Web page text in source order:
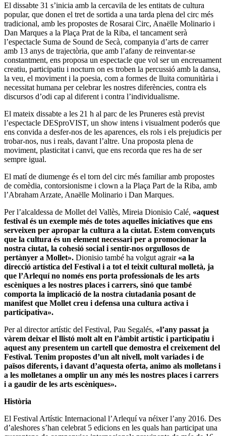
El dissabte 31 s’inicia amb la cercavila de les entitats de cultura
popular, que donen el tret de sortida a una tarda plena del circ més
tradicional, amb les propostes de Rosarai Circ, Anaëlle Molinario i
Dan Marques a la Plaça Prat de la Riba, el tancament serà
l’espectacle Suma de Sound de Secà, companyia d’arts de carrer
amb 13 anys de trajectòria, que amb l’afany de reinventar-se
constantment, ens proposa un espectacle que vol ser un encreuament
creatiu, participatiu i nocturn on es troben la percussió amb la dansa,
la veu, el moviment i la poesia, com a formes de lluita comunitària i
necessitat humana per celebrar les nostres diferències, contra els
discursos d’odi cap al diferent i contra l’individualisme.
El mateix dissabte a les 21 h al parc de les Pruneres està previst
l’espectacle DESproVIST, un show intens i visualment poderós que
ens convida a desfer-nos de les aparences, els rols i els prejudicis per
trobar-nos, nus i reals, davant l’altre. Una proposta plena de
moviment, plasticitat i canvi, que ens recorda que res ha de ser
sempre igual.
El matí de diumenge és el torn del circ més familiar amb propostes
de comèdia, contorsionisme i clown a la Plaça Part de la Riba, amb
l’Abraham Arzate, Anaëlle Molinario i Dan Marques.
Per l’alcaldessa de Mollet del Vallès, Mireia Dionisio Calé, «aquest
festival és un exemple més de totes aquelles iniciatives que ens
serveixen per apropar la cultura a la ciutat. Estem convençuts
que la cultura és un element necessari per a promocionar la
nostra ciutat, la cohesió social i sentir-nos orgullosos de
pertànyer a Mollet». Dionisio també ha volgut agrair«a la
direcció artística del Festival i a tot el teixit cultural molletà, ja
que l’Arlequí no només ens porta professionals de les arts
escèniques a les nostres places i carrers, sinó que també
comporta la implicació de la nostra ciutadania posant de
manifest que Mollet creu i defensa una cultura activa i
participativa».
Per al director artístic del Festival, Pau Segalés, «l’any passat ja
vàrem deixar el llistó molt alt en l’àmbit artístic i participatiu i
aquest any presentem un cartell que demostra el creixement del
Festival. Tenim propostes d’un alt nivell, molt variades i de
països diferents, i davant d’aquesta oferta, animo als molletans i
a les molletanes a omplir un any més les nostres places i carrers
i a gaudir de les arts escèniques».
Història
El Festival Artístic Internacional l’Arlequí va néixer l’any 2016. Des
d’aleshores s’han celebrat 5 edicions en les quals han participat una